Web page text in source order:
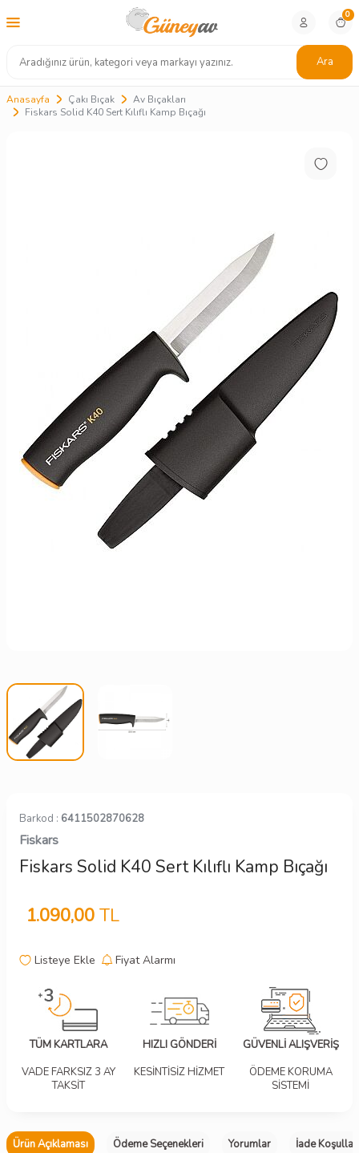
Ara
0
Anasayfa Çakı Bıçak
Av Bıçakları
Fiskars Solid K40 Sert Kılıflı Kamp Bıçağı
Barkod : 6411502870628
Fiskars
Fiskars Solid K40 Sert Kılıflı Kamp Bıçağı
1.090,00 TL
Listeye Ekle Fiyat Alarmı
TÜM KARTLARA
VADE FARKSIZ 3 AY
TAKSİT
HIZLI GÖNDERİ
KESİNTİSİZ HİZMET
GÜVENLİ ALIŞVERİŞ
ÖDEME KORUMA
SİSTEMİ
Ürün Açıklaması Ödeme Seçenekleri Yorumlar İade Koşulları